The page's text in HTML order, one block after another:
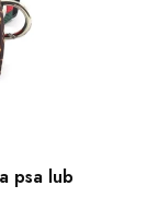
psa lub